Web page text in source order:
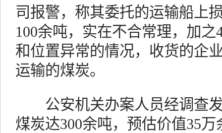
司报警，称其委托的运输船上
100余吨，实在不合常理，加
和位置异常的情况，收货的企
运输的煤炭。
公安机关办案人员经调查发
煤炭达300余吨，预估价值35